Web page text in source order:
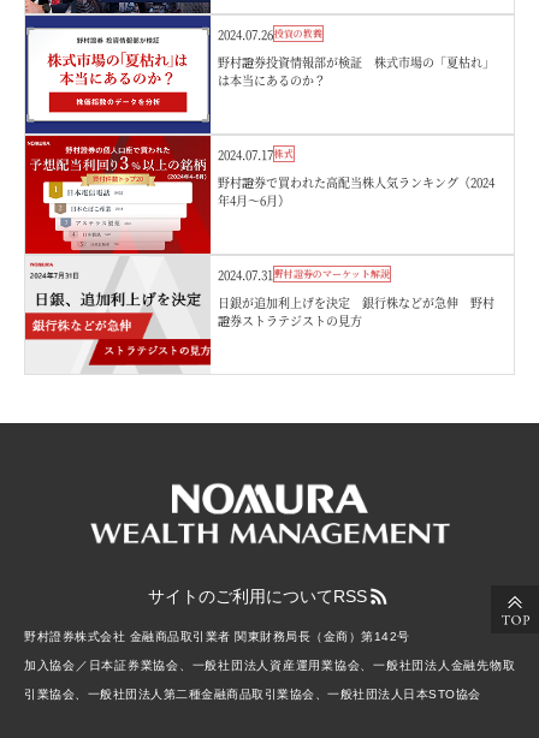
2024.07.26投資の教養
野村證券投資情報部が検証 株式市場の「夏枯れ」
は本当にあるのか？
2024.07.17株式
野村證券で買われた高配当株人気ランキング（2024
年4月～6月）
2024.07.31 野村證券のマーケット解説
日銀が追加利上げを決定 銀行株などが急伸 野村
證券ストラテジストの見方
サイトのご利用についてRSS
野村證券株式会社 金融商品取引業者 関東財務局長（金商）第142号
加入協会／日本証券業協会、一般社団法人資産運用業協会、一般社団法人金融先物取
引業協会、一般社団法人第二種金融商品取引業協会、一般社団法人日本STO協会